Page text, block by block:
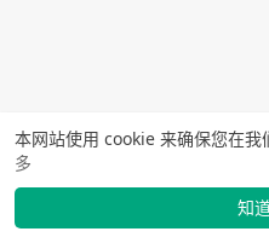
本网站使用 cookie 来确保您在我
多
知